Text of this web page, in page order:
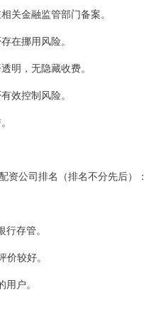
关金融监管部门备案。
在挪用风险。
明，无隐藏收费。
效控制风险。
公司排名（排名不分先后）：
存管。
较好。
户。